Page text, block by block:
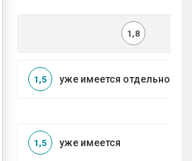
1,8
уже имеется
1,5
уже имеется
1,5